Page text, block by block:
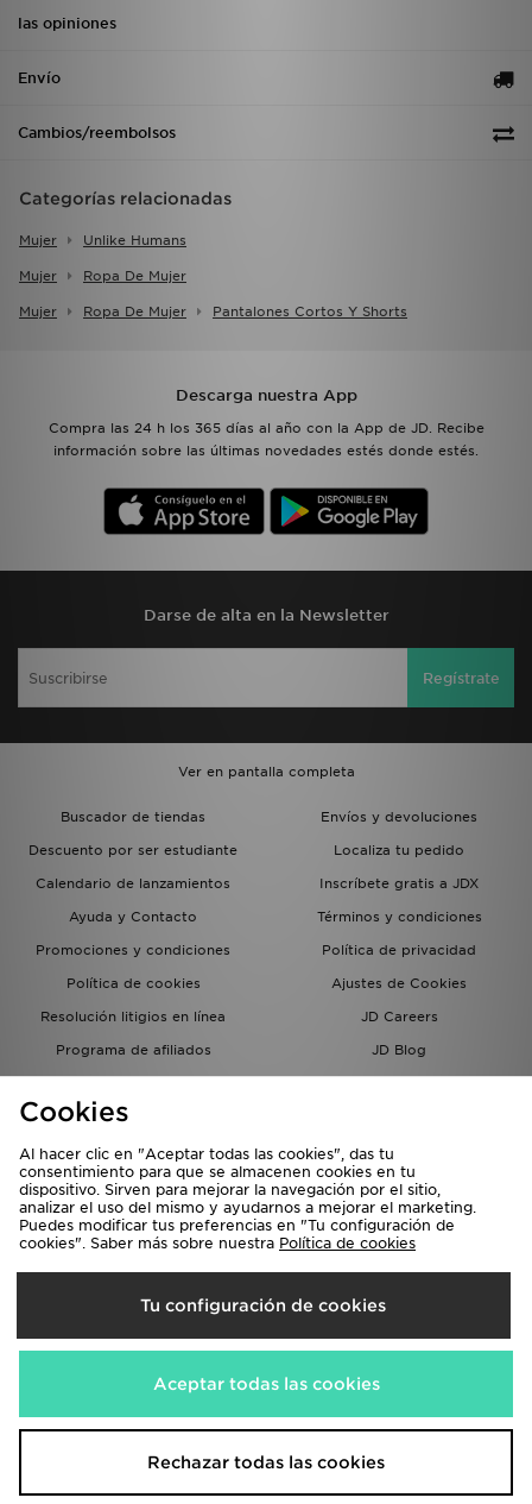
las opiniones
Envío
Cambios/reembolsos
Categorías relacionadas
Mujer Unlike Humans
Mujer Ropa De Mujer
Mujer Ropa De Mujer Pantalones Cortos Y Shorts
Descarga nuestra App
Compra las 24 h los 365 días al año con la App de JD. Recibe
información sobre las últimas novedades estés donde estés.
Darse de alta en la Newsletter
Regístrate
Ver en pantalla completa
Buscador de tiendas
Envíos y devoluciones
Descuento por ser estudiante
Localiza tu pedido
Calendario de lanzamientos
Inscríbete gratis a JDX
Ayuda y Contacto
Términos y condiciones
Promociones y condiciones
Política de privacidad
Política de cookies
Ajustes de Cookies
Resolución litigios en línea
JD Careers
Programa de afiliados
JD Blog
del grupo JD - Whistleblowing
Selecciona País
España
Aceptamos las siguientes formas de pago
Visita nuestra página corporativa enwww.jdplc.com
Cookies
Al hacer clic en "Aceptar todas las cookies", das tu
consentimiento para que se almacenen cookies en tu
dispositivo. Sirven para mejorar la navegación por el sitio,
analizar el uso del mismo y ayudarnos a mejorar el marketing.
Puedes modificar tus preferencias en "Tu configuración de
cookies". Saber más sobre nuestra Política de cookies
Tu configuración de cookies
Aceptar todas las cookies
Rechazar todas las cookies